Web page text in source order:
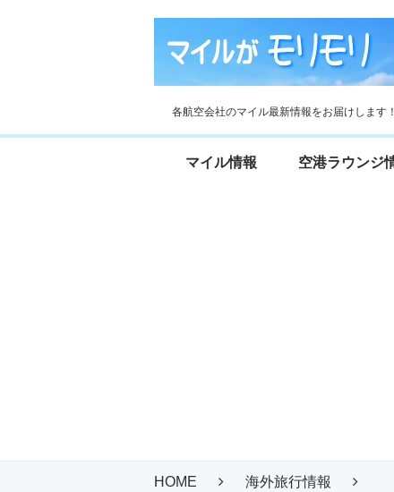
各航空会社のマイル最新情報をお届けします！
マイル情報 空港ラウンジ
HOME 海外旅行情報